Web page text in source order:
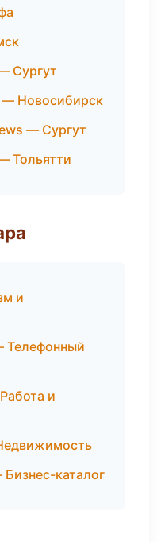
Сургут
— Новосибирск
— Сургут
Тольятти
и
Телефонный
и
каталог